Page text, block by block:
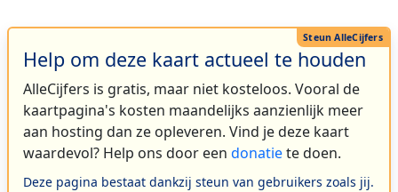
Help om deze kaart actueel te houden
AlleCijfers is gratis, maar niet kosteloos. Vooral de
kaartpagina's kosten maandelijks aanzienlijk meer
aan hosting dan ze opleveren. Vind je deze kaart
waardevol? Help ons door een donatiete doen.
Deze pagina bestaat dankzij steun van gebruikers zoals jij.